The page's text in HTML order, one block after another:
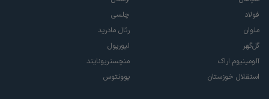
فولاد
ملوان
گل‌گهر
آلومینیوم اراک
استقلال خوزستان
چلسی
رئال مادرید
لیورپول
منچستریونایتد
یوونتوس